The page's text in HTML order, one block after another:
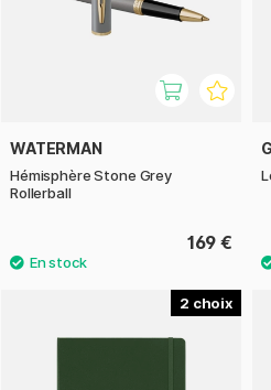
WATERMAN
Hémisphère Stone Grey
Rollerball
169 €
2